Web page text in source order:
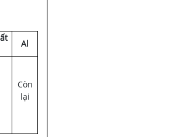
Al
Còn
lại